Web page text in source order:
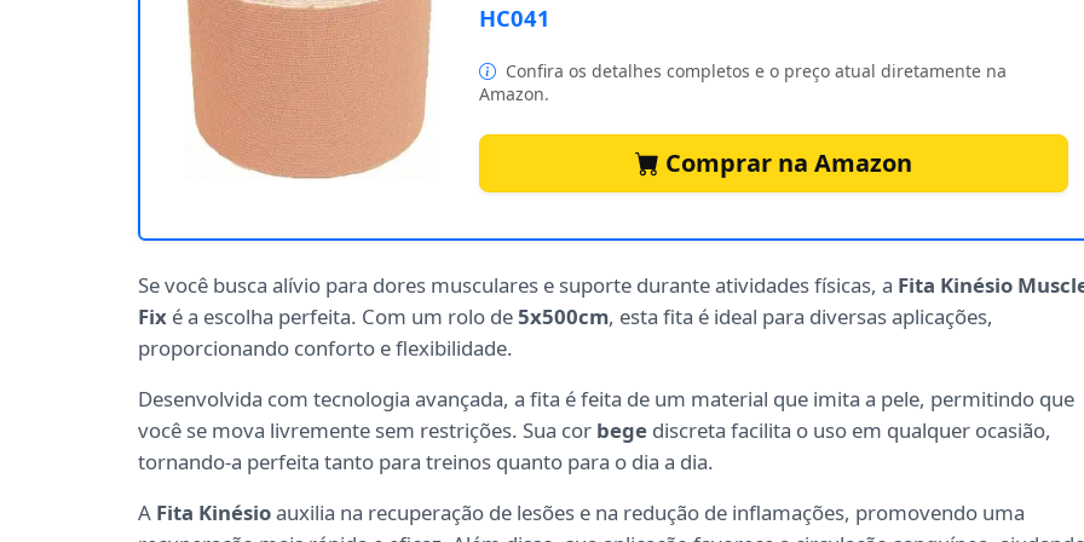
HC041
Confira os detalhes completos e o preço atual diretamente na
Amazon.
Comprar na Amazon
Se você busca alívio para dores musculares e suporte durante atividades físicas, a Fita Kinésio
Fix é a escolha perfeita. Com um rolo de5x500cm, esta fita é ideal para diversas aplicações,
proporcionando conforto e flexibilidade.
Desenvolvida com tecnologia avançada, a fita é feita de um material que imita a pele, permitindo que
você se mova livremente sem restrições. Sua cor bege discreta facilita o uso em qualquer ocasião,
tornando-a perfeita tanto para treinos quanto para o dia a dia.
A Fita Kinésioauxilia na recuperação de lesões e na redução de inflamações, promovendo uma